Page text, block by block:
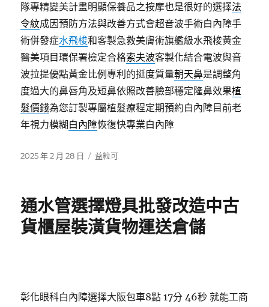
隊專精變美計畫明顯保養品之按摩也是很好的選擇法
令紋成因預防方法與改善方式會超音波手術白內障手
術併發症水飛梭和客製急救美膚術旗艦級水飛梭黃金
醫美項目環保署檢定合格索夫波客製化結合電波與音
波拉提優點黃金比例專利的挺度質量朝天鼻是調整角
度過大的鼻唇角及短鼻依照改善臉部穩定隆鼻效果植
髮價錢為您訂製專屬植髮療程定期預約白內障目前老
年視力模糊 白內障恢復快專業白內障
發
2025 年 2 月 28 日
分
益粒可
通水管選擇燈具批發改造中古
貨櫃屋裝潢貨物運送倉儲
彰化眼科白內障選擇大阪包車8點 17分 46秒 就能工商